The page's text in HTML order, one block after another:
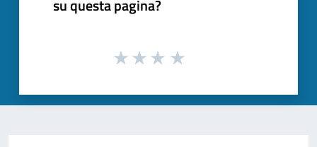
su questa pagina?